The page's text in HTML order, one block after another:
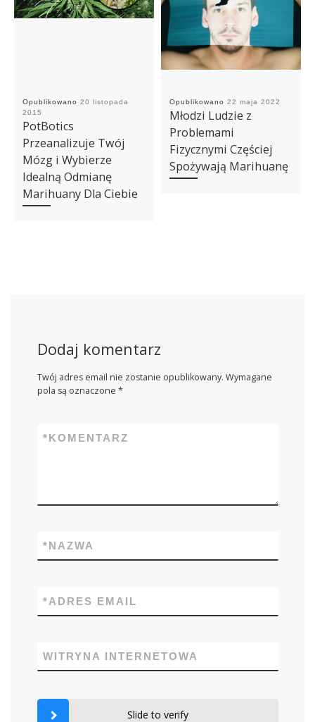
Opublikowano 20 listopada
2015
PotBotics
Przeanalizuje Twój
Mózg i Wybierze
Idealną Odmianę
Marihuany Dla Ciebie
Opublikowano 22 maja 2022
Młodzi Ludzie z
Problemami
Fizycznymi Częściej
Spożywają Marihuanę
Dodaj komentarz
Twój adres email nie zostanie opublikowany. Wymagane
pola są oznaczone *
KOMENTARZ
*
NAZWA
*
ADRES EMAIL
*
WITRYNA INTERNETOWA
Slide to verify